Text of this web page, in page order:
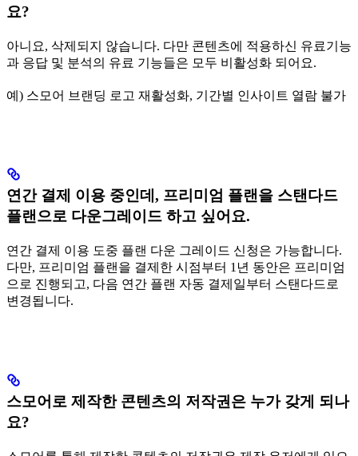
요?
아니요, 삭제되지 않습니다. 다만 콘텐츠에 적용하신 유료기능
과 응답 및 분석의 유료 기능들은 모두 비활성화 되어요.
예) 스모어 브랜딩 로고 재활성화, 기간별 인사이트 열람 불가
연간 결제 이용 중인데, 프리미엄 플랜을 스탠다드
플랜으로 다운그레이드 하고 싶어요.
연간 결제 이용 도중 플랜 다운 그레이드 신청은 가능합니다.
다만, 프리미엄 플랜을 결제한 시점부터 1년 동안은 프리미엄
으로 진행되고, 다음 연간 플랜 자동 결제일부터 스탠다드로
변경됩니다.
스모어로 제작한 콘텐츠의 저작권은 누가 갖게 되나
요?